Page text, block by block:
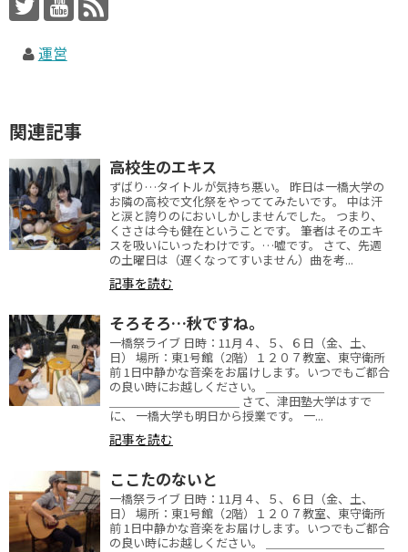
運営
関連記事
高校生のエキス
ずばり…タイトルが気持ち悪い。 昨日は一橋大学の
お隣の高校で文化祭をやっててみたいです。 中は汗
と涙と誇りのにおいしかしませんでした。 つまり、
くささは今も健在ということです。 筆者はそのエキ
スを吸いにいったわけです。…嘘です。 さて、先週
の土曜日は（遅くなってすいません）曲を考...
記事を読む
そろそろ…秋ですね。
一橋祭ライブ 日時：11月４、５、６日（金、土、
日） 場所：東1号館（2階）１２０７教室、東守衛所
前 1日中静かな音楽をお届けします。いつでもご都合
の良い時にお越しください。 ＿＿＿＿＿＿＿＿＿＿
＿＿＿＿＿＿＿＿＿＿＿ さて、津田塾大学はすで
に、 一橋大学も明日から授業です。 一...
記事を読む
ここたのないと
一橋祭ライブ 日時：11月４、５、６日（金、土、
日） 場所：東1号館（2階）１２０７教室、東守衛所
前 1日中静かな音楽をお届けします。いつでもご都合
の良い時にお越しください。 ＿＿＿＿＿＿＿＿＿＿